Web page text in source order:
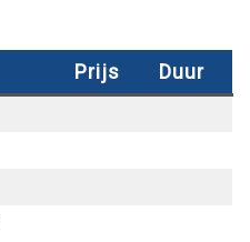
Prijs Duur